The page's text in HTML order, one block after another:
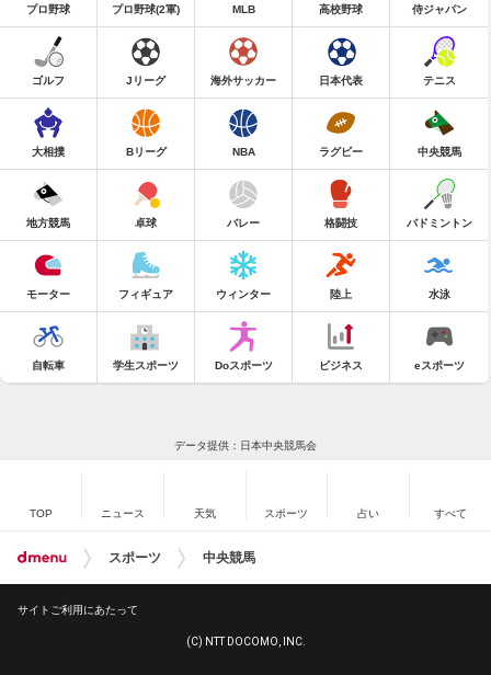
プロ野球 プロ野球(2軍) MLB 高校野球 侍ジャパン
ゴルフ Jリーグ 海外サッカー 日本代表 テニス
大相撲 Bリーグ NBA ラグビー 中央競馬
地方競馬 卓球 バレー 格闘技 バドミントン
モーター フィギュア ウィンター 陸上 水泳
自転車 学生スポーツ Doスポーツ ビジネス eスポーツ
データ提供：日本中央競馬会
TOP ニュース 天気 スポーツ 占い すべて
スポーツ 中央競馬
サイトご利用にあたって
(C) NTT DOCOMO, INC.